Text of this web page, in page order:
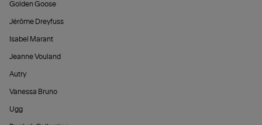
Golden Goose
Jérôme Dreyfuss
Isabel Marant
Jeanne Vouland
Autry
Vanessa Bruno
Ugg